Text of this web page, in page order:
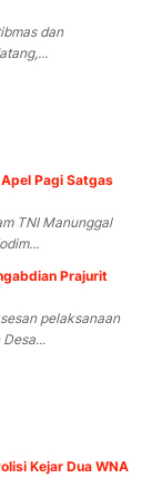
dan
Pagi Satgas
TNI Manunggal
Prajurit
pelaksanaan
Kejar Dua WNA